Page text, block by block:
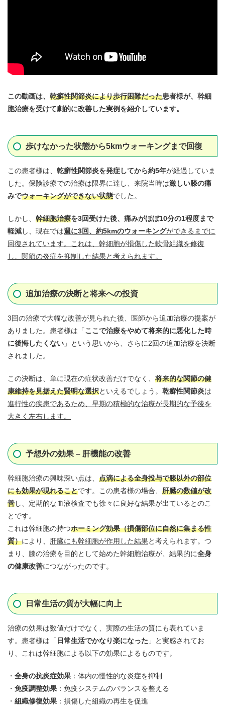
この動画は、 乾癬性関節炎により歩行困難だった患者様が、幹細
胞治療を受けて劇的に改善した実例を紹介しています。
歩けなかった状態から5kmウォーキングまで回復
この患者様は、 乾癬性関節炎を発症してから約5年が経過していま
した。保険診療での治療は限界に達し、来院当時は激しい膝の痛
みでウォーキングができない状態でした。
しかし、 幹細胞治療を3回受けた後、痛みがほぼ10分の1程度まで
軽減し、現在では週に3回、約5kmのウォーキングができるまでに
回復されています。これは、幹細胞が損傷した軟骨組織を修復
し、関節の炎症を抑制した結果と考えられます。
追加治療の決断と将来への投資
3回の治療で大幅な改善が見られた後、医師から追加治療の提案が
ありました。患者様は「ここで治療をやめて将来的に悪化した時
に後悔したくない 」という思いから、さらに2回の追加治療を決断
されました。
この決断は、単に現在の症状改善だけでなく、 将来的な関節の健
康維持を見据えた賢明な選択といえるでしょう。 乾癬性関節炎は
進行性の疾患であるため、早期の積極的な治療が長期的な予後を
大きく左右します。
予想外の効果 – 肝機能の改善
幹細胞治療の興味深い点は、 点滴による全身投与で膝以外の部位
にも効果が現れることです。この患者様の場合、 肝臓の数値が改
善し、定期的な血液検査でも徐々に良好な結果が出ているとのこ
とです。
これは幹細胞の持つホーミング効果（損傷部位に自然に集まる性
質）により、 肝臓にも幹細胞が作用した結果と考えられます。つ
まり、膝の治療を目的として始めた幹細胞治療が、結果的に全身
の健康改善につながったのです。
日常生活の質が大幅に向上
治療の効果は数値だけでなく、実際の生活の質にも表れていま
す。患者様は「 日常生活でかなり楽になった 」と実感されてお
り、これは幹細胞による以下の効果によるものです。
全身の抗炎症効果 ：体内の慢性的な炎症を抑制
免疫調整効果 ：免疫システムのバランスを整える
組織修復効果 ：損傷した組織の再生を促進